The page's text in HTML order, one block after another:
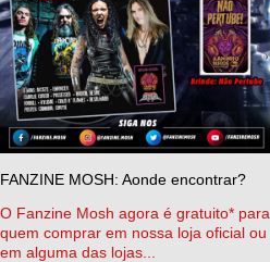
FANZINE MOSH: Aonde encontrar?
O Fanzine Mosh agora é gratuito* para
quem comprar em nossa loja oficial ou
em alguma das lojas...